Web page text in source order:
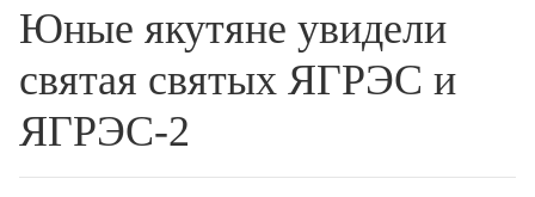
Юные якутяне увидели
святая святых ЯГРЭС и
ЯГРЭС-2